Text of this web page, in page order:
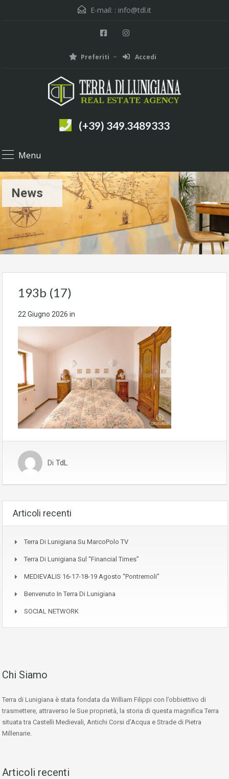
E-mail: : info@tdl.it
Preferiti Accedi
(+39) 349.3489333
Menu
News
193b (17)
22 Giugno 2026 in
Di TdL
Articoli recenti
Terra Di Lunigiana Su MarcoPolo TV
Terra Di Lunigiana Sul “Financial Times”
MEDIEVALIS 16-17-18-19 Agosto “Pontremoli”
Benvenuto In Terra Di Lunigiana
SOCIAL NETWORK
Chi Siamo
Terra di Lunigiana è stata fondata da William Filippi con l’obbiettivo di
trasmettere, attraverso le Sue proprietà, la storia di questa magnifica Terra
situata tra Castelli Medievali, Antichi Corsi d’Acqua e Strade di Pietra
Millenarie.
Articoli recenti